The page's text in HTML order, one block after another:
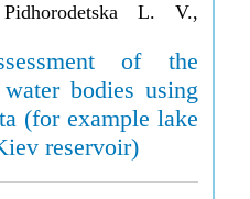
L. V.,
of the
bodies using
(for example lake
reservoir)